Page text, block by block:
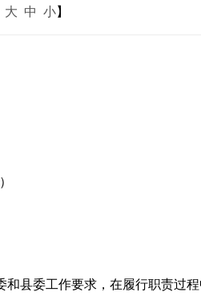
大 中 小】
委工作要求，在履行职责过程